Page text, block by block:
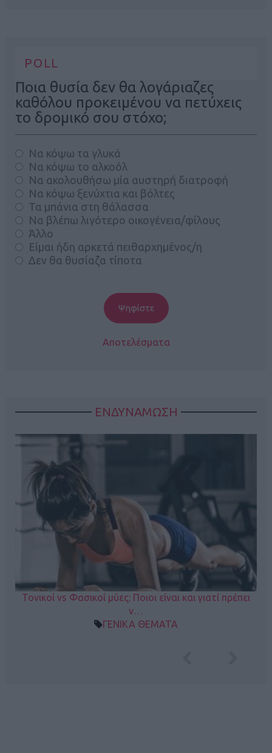
POLL
Ποια θυσία δεν θα λογάριαζες
καθόλου προκειμένου να πετύχεις
το δρομικό σου στόχο;
Να κόψω τα γλυκά
Να κόψω το αλκοόλ
Να ακολουθήσω μία αυστηρή διατροφή
Να κόψω ξενύχτια και βόλτες
Τα μπάνια στη θάλασσα
Να βλέπω λιγότερο οικογένεια/φίλους
Άλλο
Είμαι ήδη αρκετά πειθαρχημένος/η
Δεν θα θυσίαζα τίποτα
Αποτελέσματα
ΕΝΔΥΝΑΜΩΣΗ
Τονικοί vs Φασικοί μύες: Ποιοι είναι και γιατί πρέπει
ν…
ΓΕΝΙΚΑ ΘΕΜΑΤΑ